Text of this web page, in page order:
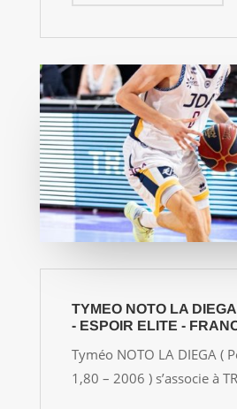
TYMEO NOTO LA
- ESPOIR ELITE -
Tyméo NOTO LA DIEGA (
1,80 – 2006 ) s’associe à